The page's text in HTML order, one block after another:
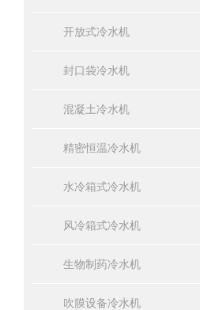
开放式冷水机
封口袋冷水机
混凝土冷水机
精密恒温冷水机
水冷箱式冷水机
风冷箱式冷水机
生物制药冷水机
吹膜设备冷水机